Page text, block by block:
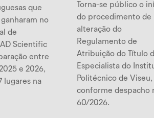
que
no
de
Scientific
entre
e 2026,
lugares na
Torna-se público o
do procedimento de
alteração do
Regulamento de
Atribuição do Título
Especialista do
Politécnico de Viseu,
conforme despacho
60/2026.